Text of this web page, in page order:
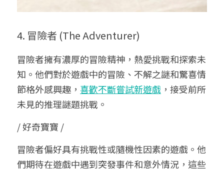
4. 冒險者 (The Adventurer)
冒險者擁有濃厚的冒險精神，熱愛挑戰和探索未
知。他們對於遊戲中的冒險、不解之謎和驚喜情
節格外感興趣， 喜歡不斷嘗試新遊戲 ，接受前所
未見的推理謎題挑戰。
/ 好奇寶寶 /
冒險者偏好具有挑戰性或隨機性因素的遊戲。他
們期待在遊戲中遇到突發事件和意外情況，這些